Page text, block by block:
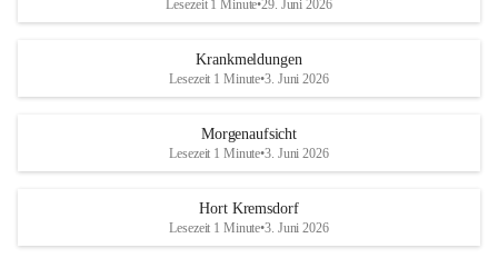
Lesezeit 1 Minute•29. Juni 2026
Krankmeldungen
Lesezeit 1 Minute•3. Juni 2026
Morgenaufsicht
Lesezeit 1 Minute•3. Juni 2026
Hort Kremsdorf
Lesezeit 1 Minute•3. Juni 2026